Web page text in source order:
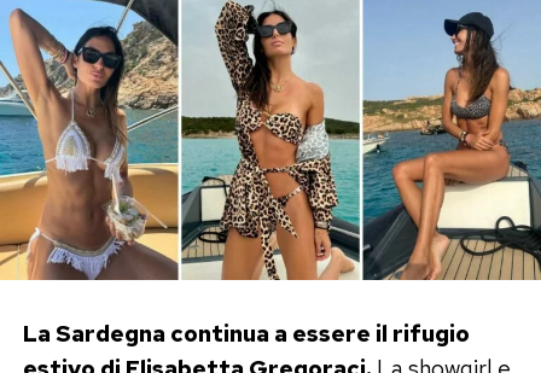
La Sardegna continua a essere il rifugio